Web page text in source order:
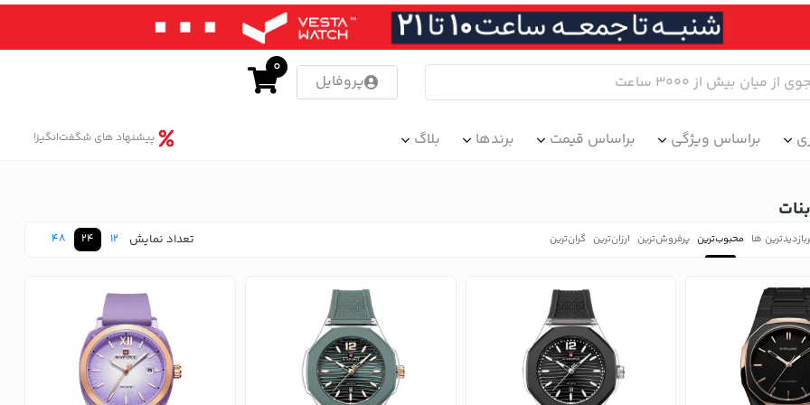
پروفایل
0
براساس ویژگی براساس قیمت برندها بلاگ پیشنهاد های شگفت‌انگیز!
ها محبوب‌‌ترین پرفروش‌ترین ارزان‌ترین گران‌ترین تعداد نمایش 12
24
48